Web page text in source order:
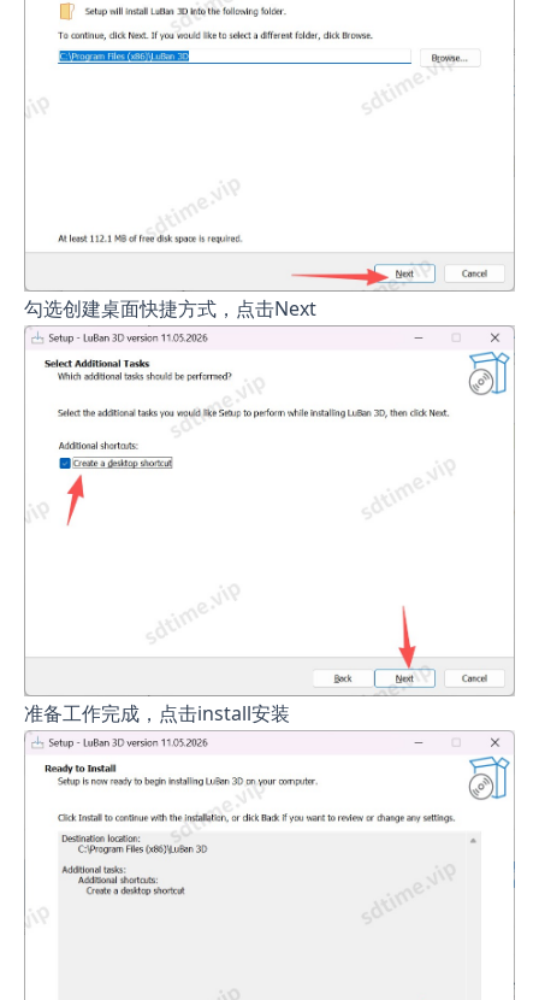
勾选创建桌面快捷方式，点击Next
准备工作完成，点击install安装